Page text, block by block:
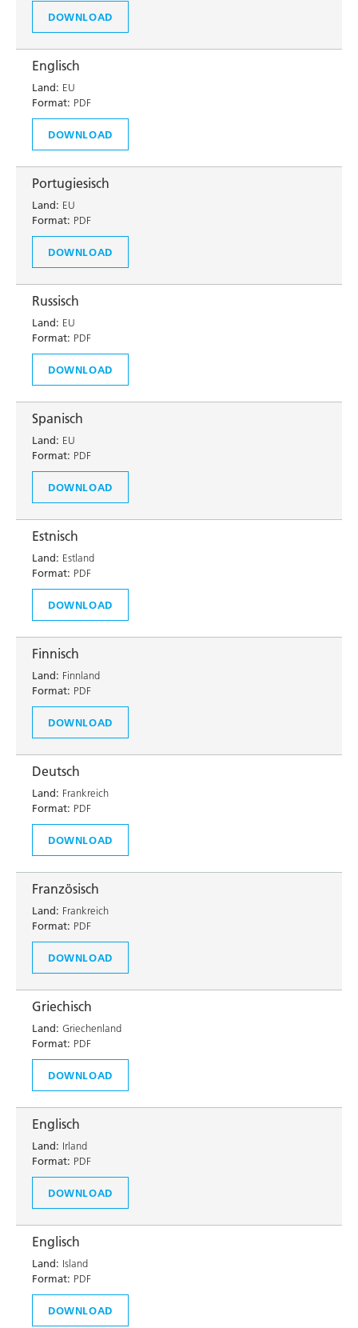
DOWNLOAD
Englisch
Land: EU
Format: PDF
DOWNLOAD
Portugiesisch
Land: EU
Format: PDF
DOWNLOAD
Russisch
Land: EU
Format: PDF
DOWNLOAD
Spanisch
Land: EU
Format: PDF
DOWNLOAD
Estnisch
Land: Estland
Format: PDF
DOWNLOAD
Finnisch
Land: Finnland
Format: PDF
DOWNLOAD
Deutsch
Land: Frankreich
Format: PDF
DOWNLOAD
Französisch
Land: Frankreich
Format: PDF
DOWNLOAD
Griechisch
Land: Griechenland
Format: PDF
DOWNLOAD
Englisch
Land: Irland
Format: PDF
DOWNLOAD
Englisch
Land: Island
Format: PDF
DOWNLOAD